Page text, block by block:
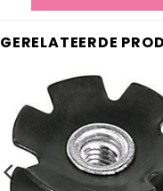
GERELATEERDE